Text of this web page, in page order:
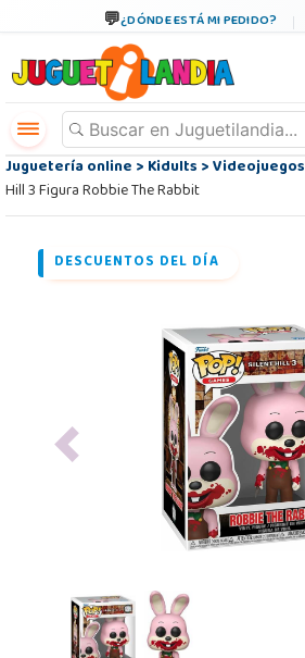
¿DÓNDE ESTÁ MI PEDIDO?
Juguetería online>Kidults>Videojuegos
Hill 3 Figura Robbie The Rabbit
DESCUENTOS DEL DÍA
Previous